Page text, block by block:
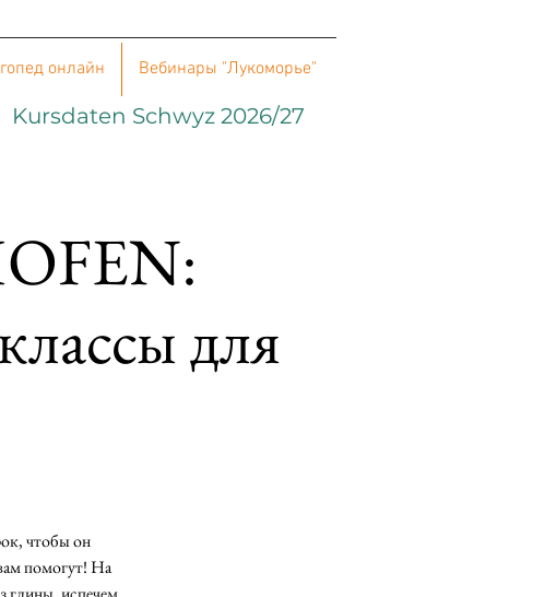
онлайн Вебинары "Лукоморье"
Kursdaten Schwyz 2026/27
для
чтобы он
помогут! На